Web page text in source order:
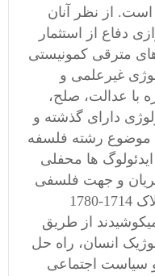
است. از نظر آنان
دفاع از استثمار
مترقی کمونیستی
غیرعلمی و
با عدالت، صلح،
دارای گذشته و
موضوع رشته فلسفه
ها محفلی
جریان و جهت فلسفی
متکی به نظر جناب( اتینه کوندیلاک 1714-1780
از طریق
انسان، راه حل
سیاست اجتماعی